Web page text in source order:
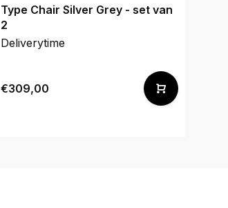
Type Chair Silver Grey - set van
2
Deliverytime
€309,00